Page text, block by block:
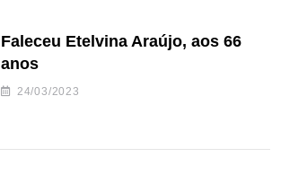
Faleceu Etelvina Araújo, aos 66
anos
24/03/2023